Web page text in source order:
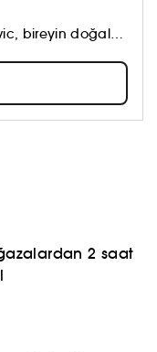
bireyin doğal
çizmeye
ve
en bilinen
ve popüler
oluşturdu.
2 saat